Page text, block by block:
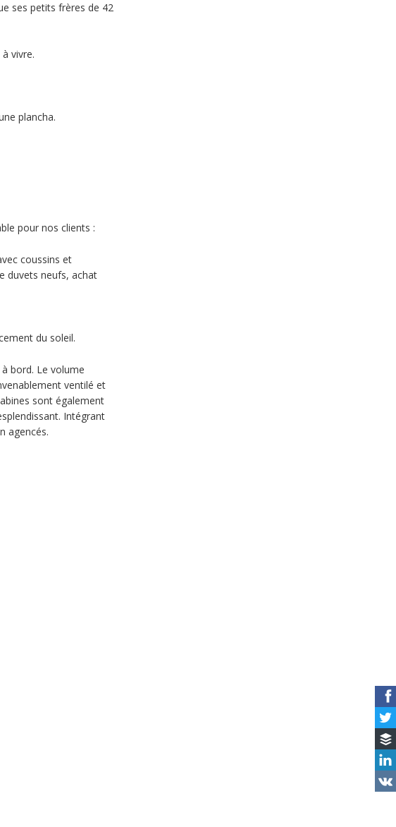
ses petits frères de 42
vivre.
plancha.
pour nos clients :
coussins et
duvets neufs, achat
du soleil.
bord. Le volume
ventilé et
sont également
Intégrant
agencés.